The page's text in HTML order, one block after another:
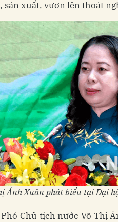
sản xuất, vươn lên thoát
Ánh Xuân phát biểu tại Đại
Chủ tịch nước Võ Thị